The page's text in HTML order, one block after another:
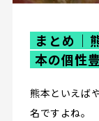
まとめ｜
本の個性
熊本といえば
名ですよね。